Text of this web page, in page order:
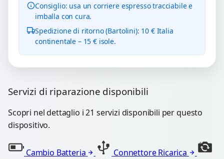
Consiglio: usa un corriere espresso tracciabile e
imballa con cura.
Spedizione di ritorno (Bartolini): 10 € Italia
continentale – 15 € isole.
Servizi di riparazione disponibili
Scopri nel dettaglio i 21 servizi disponibili per questo
dispositivo.
Cambio Batteria
Connettore Ricarica